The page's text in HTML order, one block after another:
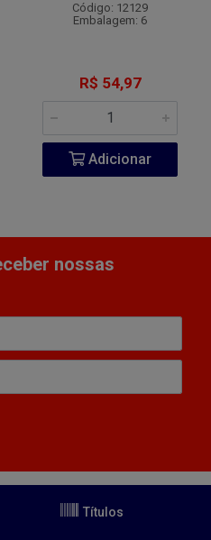
Código: 12129
Embalagem: 6
R$ 54,97
Adicionar
nossas
Títulos